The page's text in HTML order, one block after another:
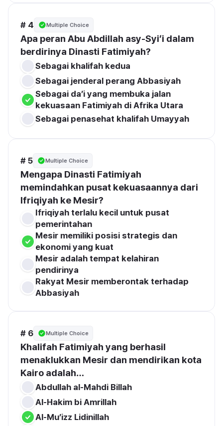
# 4 Multiple Choice
Apa peran Abu Abdillah asy-Syi’i dalam
berdirinya Dinasti Fatimiyah?
Sebagai khalifah kedua
Sebagai jenderal perang Abbasiyah
Sebagai da’i yang membuka jalan
kekuasaan Fatimiyah di Afrika Utara
Sebagai penasehat khalifah Umayyah
# 5 Multiple Choice
Mengapa Dinasti Fatimiyah
memindahkan pusat kekuasaannya dari
Ifriqiyah ke Mesir?
Ifriqiyah terlalu kecil untuk pusat
pemerintahan
Mesir memiliki posisi strategis dan
ekonomi yang kuat
Mesir adalah tempat kelahiran
pendirinya
Rakyat Mesir memberontak terhadap
Abbasiyah
# 6 Multiple Choice
Khalifah Fatimiyah yang berhasil
menaklukkan Mesir dan mendirikan kota
Kairo adalah…
Abdullah al-Mahdi Billah
Al-Hakim bi Amrillah
Al-Mu’izz Lidinillah